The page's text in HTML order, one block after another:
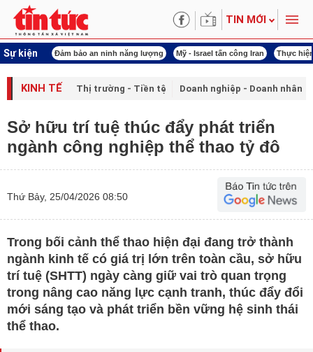
TIN MỚI
Sự kiện
lượng Mỹ - Israel tấn công Iran Thực hiện Nghị quyết 80 Thực hiện
KINH TẾ Thị trường - Tiền tệ Doanh nghiệp - Doanh nhân
Sở hữu trí tuệ thúc đẩy phát triển
ngành công nghiệp thể thao tỷ đô
Thứ Bảy, 25/04/2026 08:50
Trong bối cảnh thể thao hiện đại đang trở thành
ngành kinh tế có giá trị lớn trên toàn cầu, sở hữu
trí tuệ (SHTT) ngày càng giữ vai trò quan trọng
trong nâng cao năng lực cạnh tranh, thúc đẩy đổi
mới sáng tạo và phát triển bền vững hệ sinh thái
thể thao.